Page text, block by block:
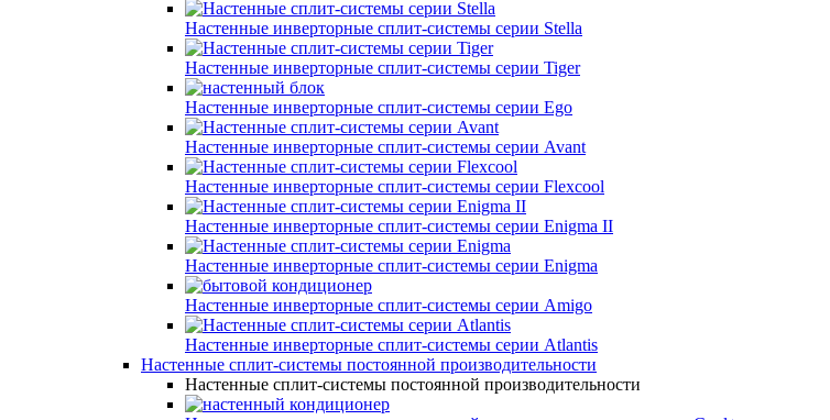
Настенные инверторные сплит-системы серии Stella
Настенные инверторные сплит-системы серии Tiger
Настенные инверторные сплит-системы серии Ego
Настенные инверторные сплит-системы серии Avant
Настенные инверторные сплит-системы серии Flexcool
Настенные инверторные сплит-системы серии Enigma II
Настенные инверторные сплит-системы серии Enigma
Настенные инверторные сплит-системы серии Amigo
Настенные инверторные сплит-системы серии Atlantis
Настенные сплит-системы постоянной производительности
Настенные сплит-системы постоянной производительности